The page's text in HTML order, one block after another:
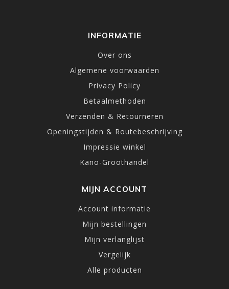
INFORMATIE
Over ons
Algemene voorwaarden
Privacy Policy
Betaalmethoden
Verzenden & Retourneren
Openingstijden & Routebeschrijving
Impressie winkel
Kano-Groothandel
MIJN ACCOUNT
Account informatie
Mijn bestellingen
Mijn verlanglijst
Vergelijk
Alle producten